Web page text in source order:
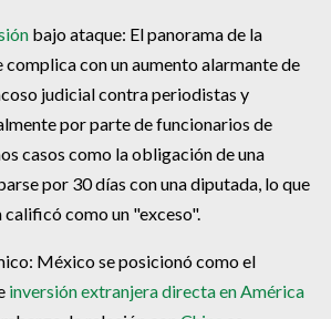
bajo ataque: El panorama de la
complica con un aumento alarmante de
judicial contra periodistas y
por parte de funcionarios de
casos como la obligación de una
por 30 días con una diputada, lo que
calificó como un "exceso".
México se posicionó como el
inversión extranjera directa en América